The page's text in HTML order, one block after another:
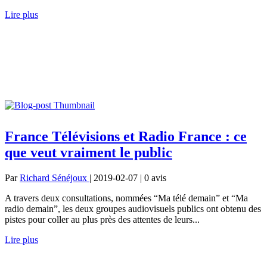
Lire plus
France Télévisions et Radio France : ce
que veut vraiment le public
ParRichard Sénéjoux | 2019-02-07 | 0 avis
A travers deux consultations, nommées “Ma télé demain” et “Ma
radio demain”, les deux groupes audiovisuels publics ont obtenu des
pistes pour coller au plus près des attentes de leurs...
Lire plus